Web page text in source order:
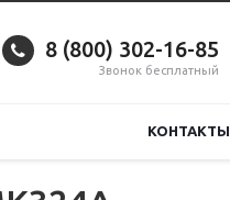
8 (800) 302-16-85
Звонок бесплатный
КОНТАКТЫ